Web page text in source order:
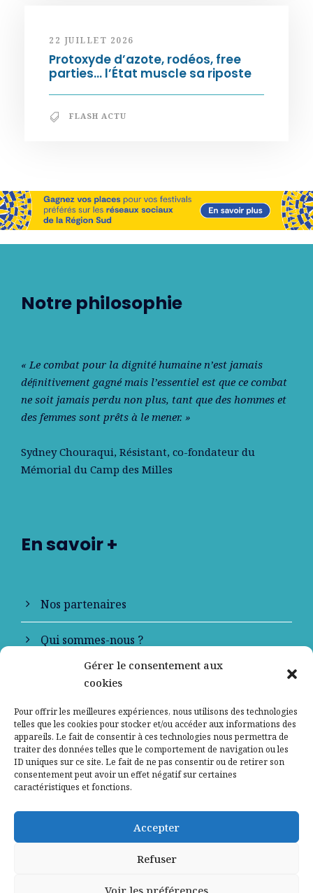
Gérer le consentement aux
cookies
Pour offrir les meilleures expériences, nous utilisons des technologies
telles que les cookies pour stocker et/ou accéder aux informations des
appareils. Le fait de consentir à ces technologies nous permettra de
traiter des données telles que le comportement de navigation ou les
ID uniques sur ce site. Le fait de ne pas consentir ou de retirer son
consentement peut avoir un effet négatif sur certaines
caractéristiques et fonctions.
Accepter
Refuser
Voir les préférences
22 JUILLET 2026
Protoxyde d’azote, rodéos, free
parties… l’État muscle sa riposte
FLASH ACTU
Notre philosophie
« Le combat pour la dignité humaine n’est jamais
déﬁnitivement gagné mais l’essentiel est que ce combat
ne soit jamais perdu non plus, tant que des hommes et
des femmes sont prêts à le mener. »
Sydney Chouraqui, Résistant, co-fondateur du
Mémorial du Camp des Milles
En savoir +
Nos partenaires
Qui sommes-nous ?
Contactez-nous
Mentions légales
Politique de confidentialité